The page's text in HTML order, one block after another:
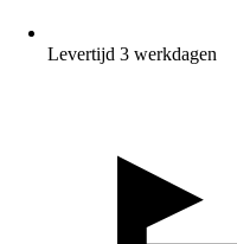
Levertijd 3 werkdagen